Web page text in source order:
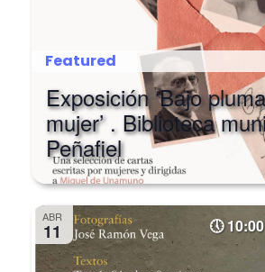
Featured
Exposición ‘Bajo
mujer’ . Biblioteca
Peñafiel
ABR
11